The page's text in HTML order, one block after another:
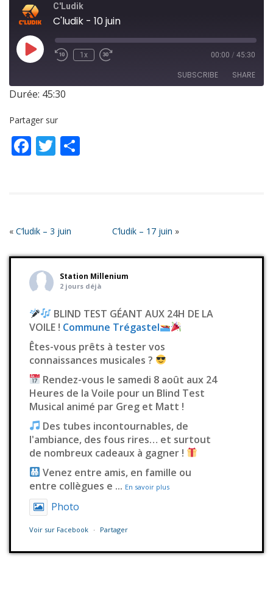
C'Ludik
C'ludik - 10 juin
1x 00:00 / 45:30
SUBSCRIBE SHARE
RSS FEED
LINK
Durée: 45:30
Partager sur
Facebook
Twitter
« C’ludik – 3 juin C’ludik – 17 juin »
Station Millenium
2 jours déjà
BLIND TEST GÉANT AUX 24H DE LA
VOILE ! Commune Trégastel
Êtes-vous prêts à tester vos
connaissances musicales ?
Rendez-vous le samedi 8 août aux 24
Heures de la Voile pour un Blind Test
Musical animé par Greg et Matt !
Des tubes incontournables, de
l'ambiance, des fous rires… et surtout
de nombreux cadeaux à gagner !
Venez entre amis, en famille ou
entre collègues e ... En savoir plus
Photo
Voir sur Facebook · Partager